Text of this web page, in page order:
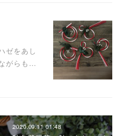
ゼをあし
がらも…
2020.09.11 01:48